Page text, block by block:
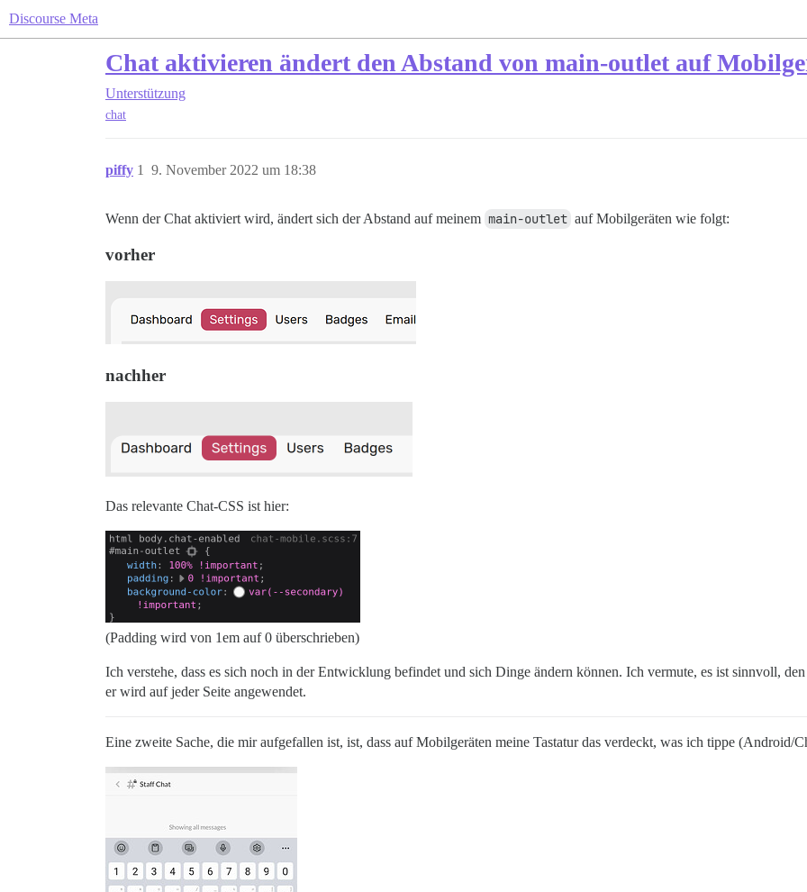
Discourse Meta
Chat aktivieren ändert den Abstand von main-outlet auf
Unterstützung
chat
piffy 9. November 2022 um 18:38
1
Wenn der Chat aktiviert wird, ändert sich der Abstand auf meinem main-outlet auf Mobilgeräten wie folgt:
vorher
nachher
Das relevante Chat-CSS ist hier:
(Padding wird von 1em auf 0 überschrieben)
Ich verstehe, dass es sich noch in der Entwicklung befindet und sich Dinge ändern können. Ich vermute, es ist sinnvoll,
er wird auf jeder Seite angewendet.
Eine zweite Sache, die mir aufgefallen ist, ist, dass auf Mobilgeräten meine Tastatur das verdeckt, was ich tippe (Android/